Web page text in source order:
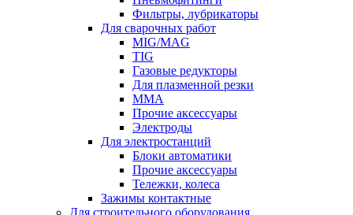
Фильтры, лубрикаторы
Для сварочных работ
MIG/MAG
TIG
Газовые редукторы
Для плазменной резки
ММА
Прочие аксессуары
Электроды
Для электростанций
Блоки автоматики
Прочие аксессуары
Тележки, колеса
Зажимы контактные
Для строительного оборудования